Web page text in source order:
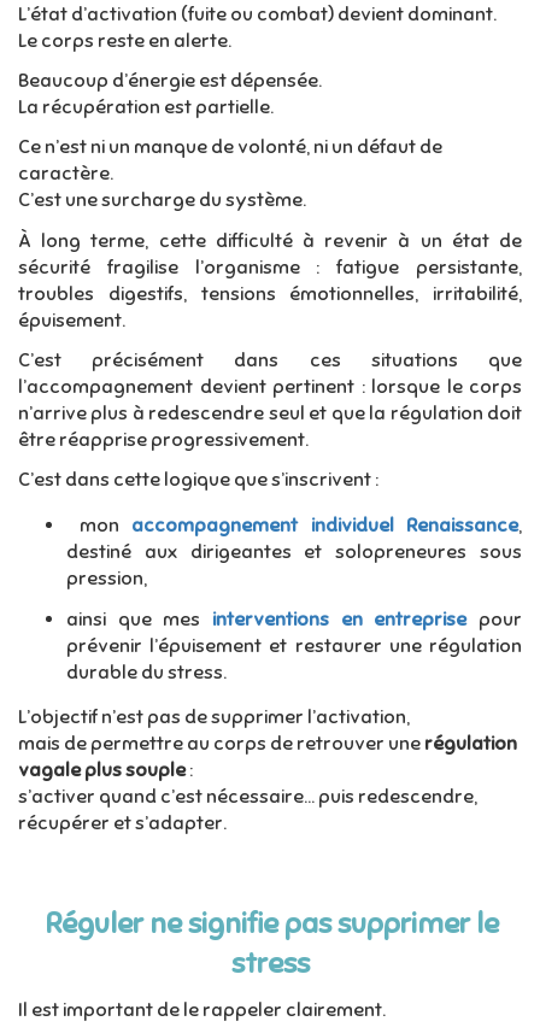
L’état d’activation (fuite ou combat) devient dominant.
Le corps reste en alerte.
Beaucoup d’énergie est dépensée.
La récupération est partielle.
Ce n’est ni un manque de volonté, ni un défaut de
caractère.
C’est une surcharge du système.
À long terme, cette difficulté à revenir à un état de
sécurité fragilise l’organisme : fatigue persistante,
troubles digestifs, tensions émotionnelles, irritabilité,
épuisement.
C’est précisément dans ces situations que
l’accompagnement devient pertinent : lorsque le corps
n’arrive plus à redescendre seul et que la régulation doit
être réapprise progressivement.
C’est dans cette logique que s’inscrivent :
mon accompagnement individuel Renaissance,
destiné aux dirigeantes et solopreneures sous
pression,
ainsi que mes interventions en entreprisepour
prévenir l’épuisement et restaurer une régulation
durable du stress.
L’objectif n’est pas de supprimer l’activation,
mais de permettre au corps de retrouver une régulation
vagale plus souple:
s’activer quand c’est nécessaire… puis redescendre,
récupérer et s’adapter.
Réguler ne signifie pas supprimer le
stress
Il est important de le rappeler clairement.